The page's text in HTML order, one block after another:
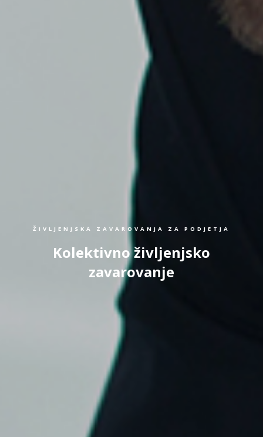
ŽIVLJENJSKA ZAVAROVANJA ZA PODJETJA
Kolektivno življenjsko
zavarovanje